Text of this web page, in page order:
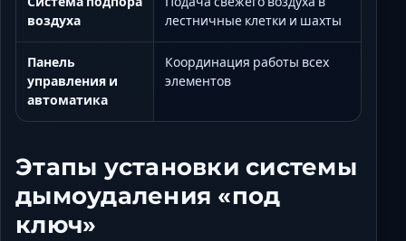
воздуха
лестничные клетки и шахты
Панель
управления и
автоматика
Координация работы всех
элементов
Этапы установки системы
дымоудаления «под
ключ»